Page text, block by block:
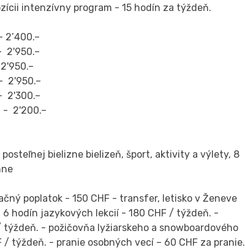
intenzívny program - 15 hodín za týždeň.
2’400.–
2'950.–
2'950.–
2'300.–
- 2'200.–
bielizne bielizeň, šport, aktivity a výlety, 8
poplatok - 150 CHF - transfer, letisko v Ženeve
6 hodín jazykových lekcií - 180 CHF / týždeň. -
týždeň. - požičovňa lyžiarskeho a snowboardového
/ týždeň. - pranie osobných vecí – 60 CHF za pranie.